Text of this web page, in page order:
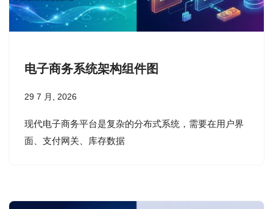
电子商务系统架构组件图
29 7 月, 2026
现代电子商务平台是复杂的分布式系统，需要在用户界
面、支付网关、库存数据